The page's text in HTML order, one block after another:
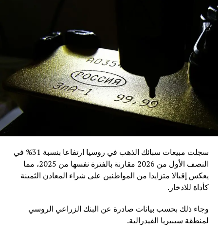
سجلت مبيعات سبائك الذهب في روسيا ارتفاعا بنسبة 31% في
النصف الأول من 2026 مقارنة بالفترة نفسها من 2025، مما
يعكس إقبالا متزايدا من المواطنين على شراء المعادن الثمينة
كأداة للادخار.
وجاء ذلك بحسب بيانات صادرة عن البنك الزراعي الروسي
لمنطقة سيبيريا الفيدرالية.